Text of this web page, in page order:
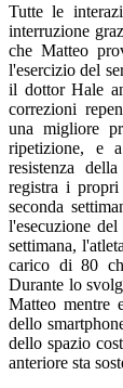
Tutte le
interruzione
che Matteo
l'esercizio del
il dottor Hale
correzioni
una migliore
ripetizione, e
resistenza
registra i propri
seconda
l'esecuzione
settimana,
carico di 80
Durante lo
Matteo mentre
dello
dello spazio
anteriore sta